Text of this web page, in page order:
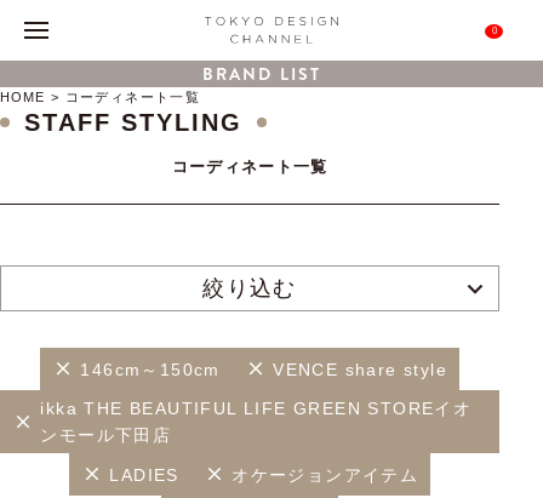
0
BRAND LIST
HOME コーディネート一覧
STAFF STYLING
コーディネート一覧
絞り込む
146cm～150cm VENCE share style
ikka THE BEAUTIFUL LIFE GREEN STOREイオ
ンモール下田店
LADIES オケージョンアイテム